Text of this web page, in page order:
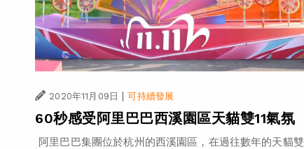
2020年11月09日 | 可持續發展
60秒感受阿里巴巴西溪園區天貓雙11氣氛
阿里巴巴集團位於杭州的西溪園區，在過往數年的天貓雙